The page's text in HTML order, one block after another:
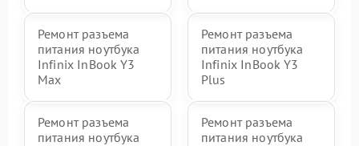
Ремонт разъема
питания ноутбука
Infinix InBook Y3
Max
Ремонт разъема
питания ноутбука
Infinix InBook Y3
Plus
Ремонт разъема
питания ноутбука
Ремонт разъема
питания ноутбука